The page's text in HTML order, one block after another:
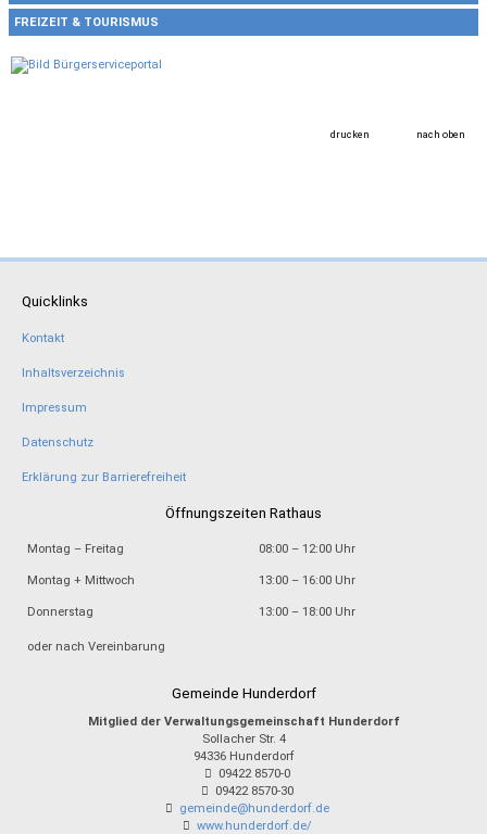
FREIZEIT & TOURISMUS
drucken nach oben
Quicklinks
Kontakt
Inhaltsverzeichnis
Impressum
Datenschutz
Erklärung zur Barrierefreiheit
Öffnungszeiten Rathaus
Montag – Freitag 08:00 – 12:00 Uhr
Montag + Mittwoch 13:00 – 16:00 Uhr
Donnerstag 13:00 – 18:00 Uhr
oder nach Vereinbarung
Gemeinde Hunderdorf
Mitglied der Verwaltungsgemeinschaft Hunderdorf
Sollacher Str. 4
94336 Hunderdorf
09422 8570-0
09422 8570-30
gemeinde@hunderdorf.de
www.hunderdorf.de/